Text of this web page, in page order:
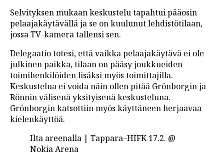
Selvityksen mukaan keskustelu tapahtui pääosin
pelaajakäytävällä ja se on kuulunut lehdistötilaan,
jossa TV-kamera tallensi sen.
Delegaatio totesi, että vaikka pelaajakäytävä ei ole
julkinen paikka, tilaan on pääsy joukkueiden
toimihenkilöiden lisäksi myös toimittajilla.
Keskustelua ei voida näin ollen pitää Grönborgin ja
Rönnin välisenä yksityisenä keskusteluna.
Grönborgin katsottiin myös käyttäneen herjaavaa
kielenkäyttöä.
Ilta areenalla | Tappara–HIFK 17.2. @
Nokia Arena